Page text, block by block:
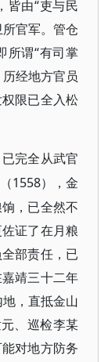
皆由“吏与民
官军。管仓
所谓“有司掌
经地方官员
限已全入松
完全从武官
1558），金
，已全然不
证了在月粮
部责任，已
靖三十二年
，直抵金山
、巡检李某
对地方防务